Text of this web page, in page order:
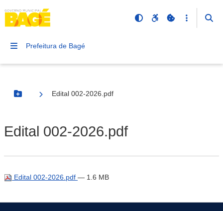
Prefeitura de Bagé
Botão Menu
Edital 002-2026.pdf
Edital 002-2026.pdf
Edital 002-2026.pdf — 1.6 MB